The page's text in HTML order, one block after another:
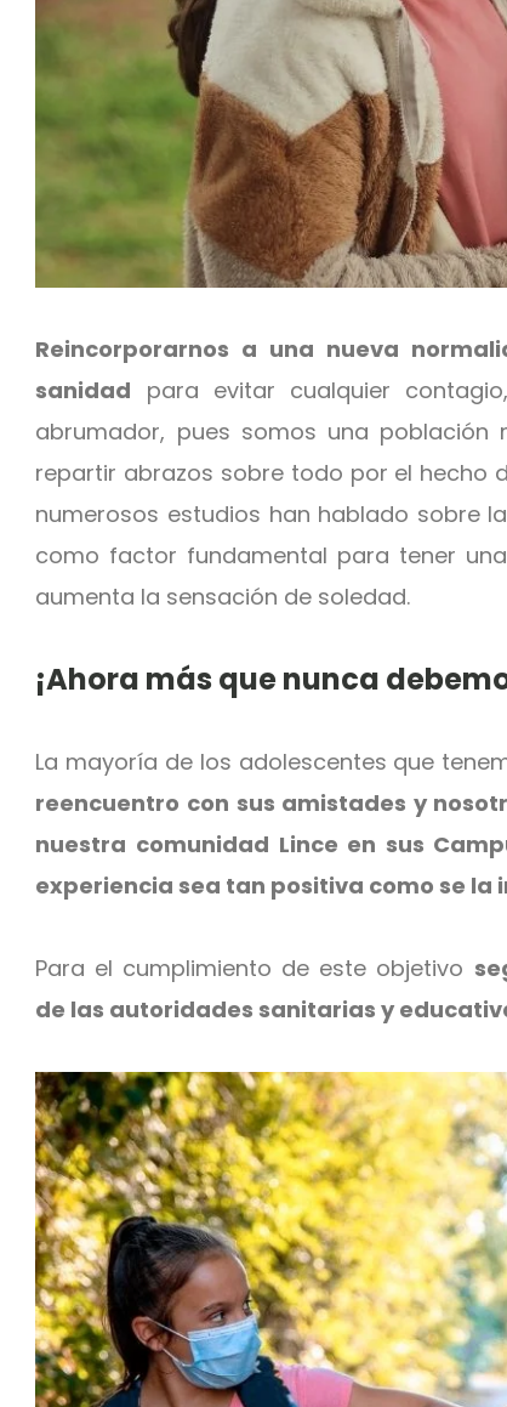
Reincorporarnos a una nueva
sanidad para evitar cualquier
abrumador, pues somos una
repartir abrazos sobre todo por el hecho
numerosos estudios han hablado sobre la
como factor fundamental para tener
aumenta la sensación de soledad.
¡Ahora más que nunca
La mayoría de los adolescentes que
reencuentro con sus amistades y
nuestra comunidad Lince en sus
experiencia sea tan positiva como se la
Para el cumplimiento de este objetivo
de las autoridades sanitarias y